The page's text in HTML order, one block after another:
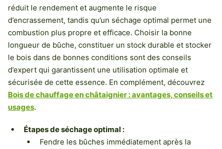
réduit le rendement et augmente le risque
d’encrassement, tandis qu’un séchage optimal permet une
combustion plus propre et efficace. Choisir la bonne
longueur de bûche, constituer un stock durable et stocker
le bois dans de bonnes conditions sont des conseils
d’expert qui garantissent une utilisation optimale et
sécurisée de cette essence. En complément, découvrez
Bois de chauffage en châtaignier : avantages, conseils et
usages.
Étapes de séchage optimal :
Fendre les bûches immédiatement après la